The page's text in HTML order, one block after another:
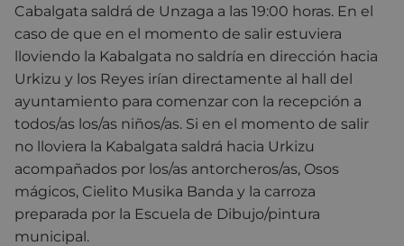
Cabalgata saldrá de Unzaga a las 19:00 horas. En el
caso de que en el momento de salir estuviera
lloviendo la Kabalgata no saldría en dirección hacia
Urkizu y los Reyes irían directamente al hall del
ayuntamiento para comenzar con la recepción a
todos/as los/as niños/as. Si en el momento de salir
no lloviera la Kabalgata saldrá hacia Urkizu
acompañados por los/as antorcheros/as, Osos
mágicos, Cielito Musika Banda y la carroza
preparada por la Escuela de Dibujo/pintura
municipal.